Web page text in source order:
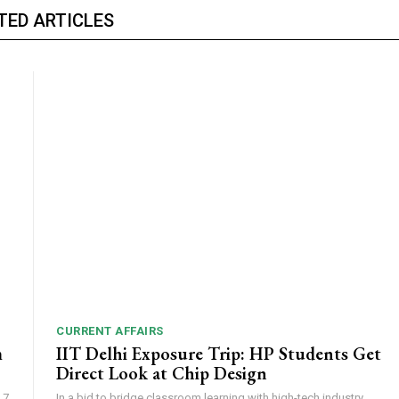
ARTICLES
CURRENT AFFAIRS
IIT Delhi Exposure Trip: HP Students Get
Direct Look at Chip Design